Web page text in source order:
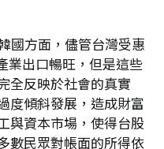
國方面，儘管台灣受惠
業出口暢旺，但是這些
全反映於社會的真實
度傾斜發展，造成財富
與資本市場，使得台股
數民眾對帳面的所得依